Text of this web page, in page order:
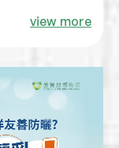
環境♻️
view more